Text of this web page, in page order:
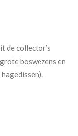
de collector’s
boswezens en